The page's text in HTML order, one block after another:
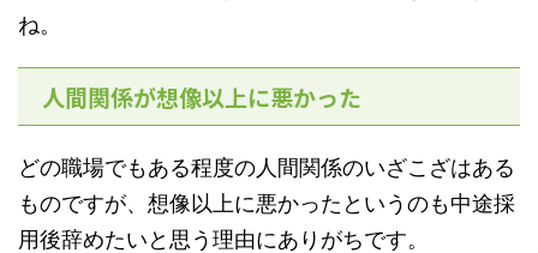
ね。
人間関係が想像以上に悪かった
どの職場でもある程度の人間関係のいざこざはある
ものですが、想像以上に悪かったというのも中途採
用後辞めたいと思う理由にありがちです。